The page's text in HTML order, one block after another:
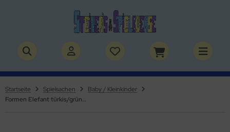
Startseite Spielsachen
Baby / Kleinkinder
Formen Elefant türkis/grün/lila
& Superhelden